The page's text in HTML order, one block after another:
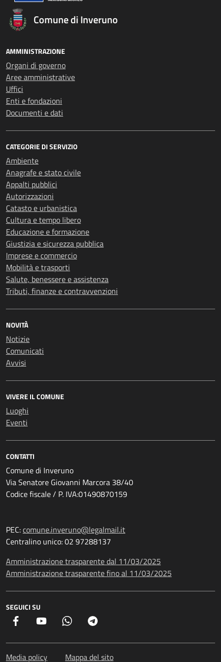
Comune di Inveruno
AMMINISTRAZIONE
Organi di governo
Aree amministrative
Uffici
Enti e fondazioni
Documenti e dati
CATEGORIE DI SERVIZIO
Ambiente
Anagrafe e stato civile
Appalti pubblici
Autorizzazioni
Catasto e urbanistica
Cultura e tempo libero
Educazione e formazione
Giustizia e sicurezza pubblica
Imprese e commercio
Mobilità e trasporti
Salute, benessere e assistenza
Tributi, finanze e contravvenzioni
NOVITÀ
Notizie
Comunicati
Avvisi
VIVERE IL COMUNE
Luoghi
Eventi
CONTATTI
Comune di Inveruno
Via Senatore Giovanni Marcora 38/40
Codice fiscale / P. IVA:01490870159
PEC:comune.inveruno@legalmail.it
Centralino unico: 02 97288137
Amministrazione trasparente dal 11/03/2025
Amministrazione trasparente fino al 11/03/2025
SEGUICI SU
Facebook YouTube Whatsapp
Media policy Mappa del sito